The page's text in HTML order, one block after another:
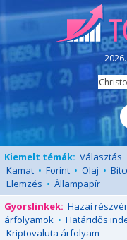
Kiemelt témák: Választás
Kamat • Forint • Olaj •
Elemzés • Állampapír
Gyorslinkek: Hazai
árfolyamok • Határidős
Kriptovaluta árfolyam